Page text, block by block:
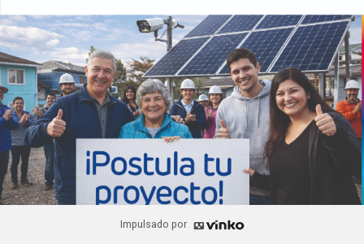
Impulsado por